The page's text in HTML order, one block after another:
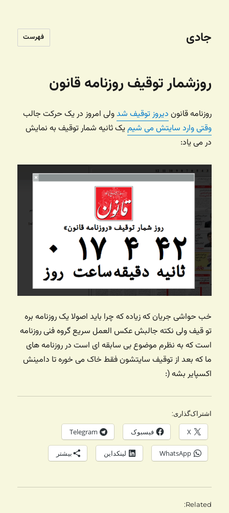
جادی فهرست
روزشمار توقیف روزنامه قانون
روزنامه قانون دیروز توقیف شدولی امروز در یک حرکت جالب
وقتی وارد سایتش می شیمیک ثانیه شمار توقیف به نمایش
در می یاد:
خب حواشی جریان که زیاده که چرا باید اصولا یک روزنامه بره
تو قیف ولی نکته جالبش عکس العمل سریع گروه فنی روزنامه
است که به نظرم موضوع بی سابقه ای است در روزنامه های
ما که بعد از توقیف سایتشون فقط خاک می خوره تا دامینش
اکسپایر بشه (:
اشتراک‌گذاری:
X فیسبوک Telegram
WhatsApp لینکداین بیشتر
Related